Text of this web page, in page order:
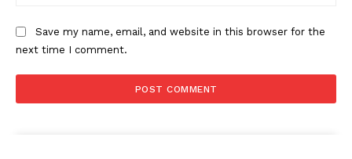
Save my name, email, and website in this browser for the
next time I comment.